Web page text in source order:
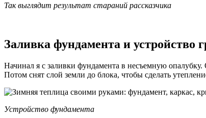
Так выглядит результат стараний рассказчика
Заливка фундамента и устройство
Начинал я с заливки фундамента в несъемную
Потом снят слой земли до блока, чтобы сделать
Устройство фундамента